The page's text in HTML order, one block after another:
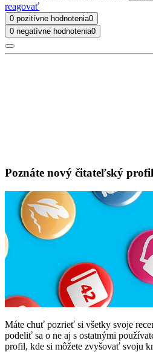
reagovať
0 pozitívne hodnotenia0
0 negatívne hodnotenia0
Poznáte nový čitateľský
Máte chuť pozrieť si všetky svoje
podeliť sa o ne aj s ostatnými
profil, kde si môžete zvyšovať svoju